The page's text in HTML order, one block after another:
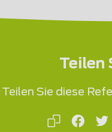
Teilen
Teilen Sie diese